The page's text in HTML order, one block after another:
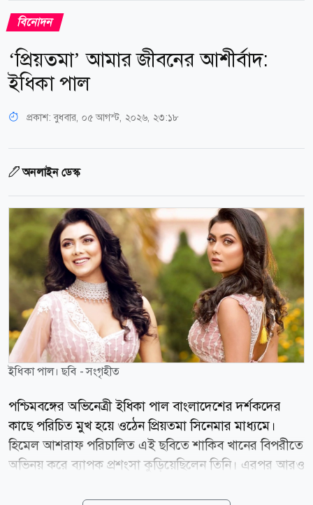
বিনোদন
‘প্রিয়তমা’ আমার জীবনের আশীর্বাদ:
ইধিকা পাল
প্রকাশ:বুধবার, ০৫ আগস্ট, ২০২৬, ২৩:১৮
অনলাইন ডেস্ক
ইধিকা পাল। ছবি - সংগৃহীত
পশ্চিমবঙ্গের অভিনেত্রী ইধিকা পাল বাংলাদেশের দর্শকদের
কাছে পরিচিত মুখ হয়ে ওঠেন প্রিয়তমা সিনেমার মাধ্যমে।
হিমেল আশরাফ পরিচালিত এই ছবিতে শাকিব খানের বিপরীতে
অভিনয় করে ব্যাপক প্রশংসা কুড়িয়েছিলেন তিনি। এরপর আরও